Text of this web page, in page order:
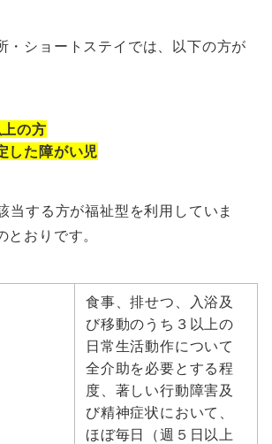
・ショートステイでは、以下の方が
の方
した障がい児
当する方が福祉型を利用していま
おりです。
食事、排せつ、入浴及
び移動のうち３以上の
日常生活動作について
全介助を必要とする程
度、著しい行動障害及
び精神症状において、
ほぼ毎日（週５日以上